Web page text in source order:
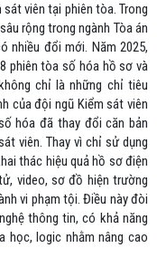
viên tại phiên tòa. Trong
rộng trong ngành Tòa án
nhiều đổi mới. Năm 2025,
phiên tòa số hóa hồ sơ và
chỉ là những chỉ tiêu
của đội ngũ Kiểm sát viên
hóa đã thay đổi căn bản
viên. Thay vì chỉ sử dụng
thác hiệu quả hồ sơ điện
video, sơ đồ hiện trường
vi phạm tội. Điều này đòi
thông tin, có khả năng
học, logic nhằm nâng cao